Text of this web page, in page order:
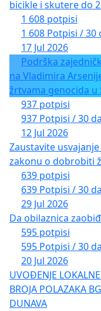
bicikle i skutere do
1 608 potpisi
1 608 Potpisi / 30
17 Jul 2026
Podrška
na Vladimira
žrtvama genocida u
937 potpisi
937 Potpisi / 30
12 Jul 2026
Zaustavite
zakonu o dobrobiti
639 potpisi
639 Potpisi / 30
29 Jul 2026
Da obilaznica
595 potpisi
595 Potpisi / 30
20 Jul 2026
UVOĐENJE
BROJA POLAZAKA
DUNAVA